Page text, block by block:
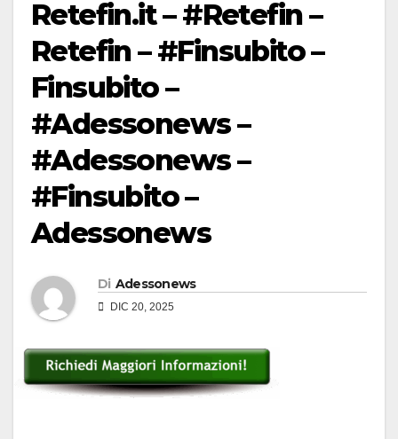
Retefin.it – #Retefin –
Retefin – #Finsubito –
Finsubito –
#Adessonews –
#Adessonews –
#Finsubito –
Adessonews
Di Adessonews
DIC 20, 2025